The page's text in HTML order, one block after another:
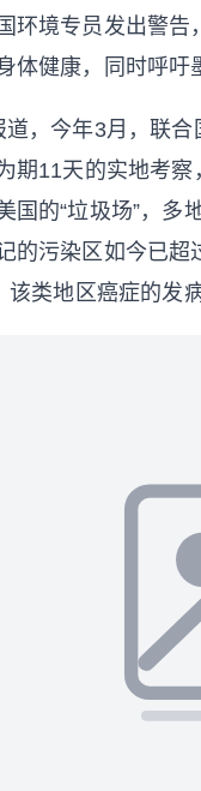
环境专员发出警告
体健康，同时呼吁
，今年3月，联
期11天的实地考
国的“垃圾场”，
的污染区如今已
该类地区癌症的发